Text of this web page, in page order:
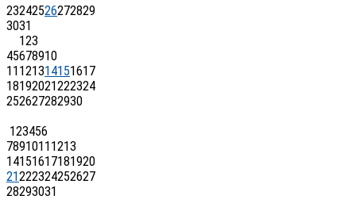
23242526272829
3031
123
45678910
11 121314151617
18192021222324
252627282930
123456
7891011 1213
14151617181920
21222324252627
28293031